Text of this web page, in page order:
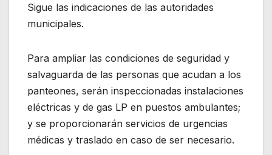
Sigue las indicaciones de las autoridades
municipales.
Para ampliar las condiciones de seguridad y
salvaguarda de las personas que acudan a los
panteones, serán inspeccionadas instalaciones
eléctricas y de gas LP en puestos ambulantes;
y se proporcionarán servicios de urgencias
médicas y traslado en caso de ser necesario.